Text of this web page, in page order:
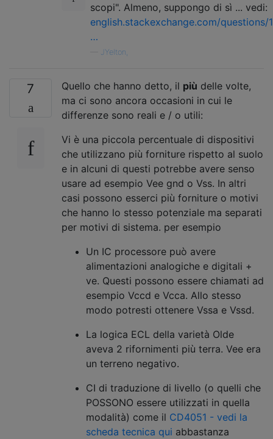
scopi". Almeno, suppongo di sì ... vedi:
english.stackexchange.com/questions/
…
JYelton,
7 Quello che hanno detto, il più delle volte,
ma ci sono ancora occasioni in cui le
differenze sono reali e / o utili:
Vi è una piccola percentuale di dispositivi
che utilizzano più forniture rispetto al suolo
e in alcuni di questi potrebbe avere senso
usare ad esempio Vee gnd o Vss. In altri
casi possono esserci più forniture o motivi
che hanno lo stesso potenziale ma separati
per motivi di sistema. per esempio
Un IC processore può avere
alimentazioni analogiche e digitali +
ve. Questi possono essere chiamati ad
esempio Vccd e Vcca. Allo stesso
modo potresti ottenere Vssa e Vssd.
La logica ECL della varietà Olde
aveva 2 rifornimenti più terra. Vee era
un terreno negativo.
CI di traduzione di livello (o quelli che
POSSONO essere utilizzati in quella
modalità) come il CD4051 - vedi la
scheda tecnica qui abbastanza